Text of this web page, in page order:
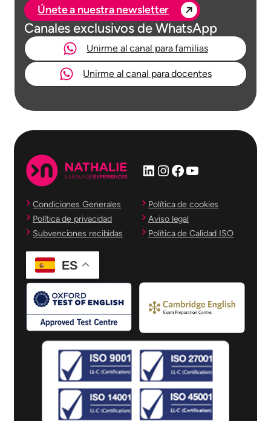
Únete a nuestra newsletter
Canales exclusivos de WhatsApp
Unirme al canal para familias
Unirme al canal para docentes
LinkedIn
Instagram
Facebook
YouTube
Condiciones Generales
Política de cookies
Política de privacidad
Aviso legal
Subvenciones recibidas
Política de Calidad ISO
ES